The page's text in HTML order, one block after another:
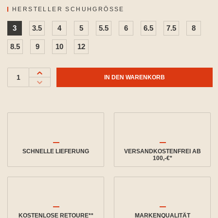
HERSTELLER SCHUHGRÖSSE
3 3.5 4 5 5.5 6 6.5 7.5 8
8.5 9 10 12
IN DEN WARENKORB
SCHNELLE LIEFERUNG
VERSANDKOSTENFREI AB
100,-€*
KOSTENLOSE RETOURE** MARKENQUALITÄT